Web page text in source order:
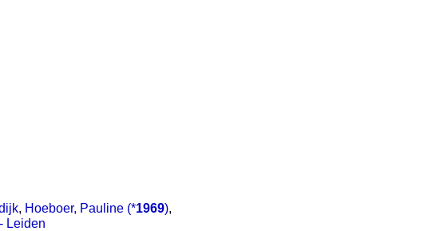
, Hoeboer, Pauline (*1969),
Leiden